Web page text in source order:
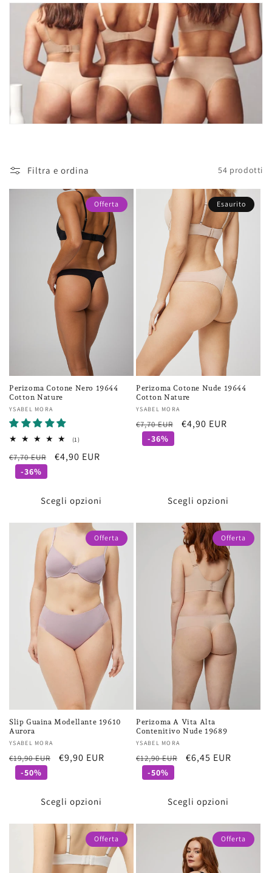
z
i
e
Filtra e ordina 54 prodotti
Offerta
Perizoma Cotone Nero 19644
Cotton Nature
Fornitore:
YSABEL MORA
(1)1
totali
Prezzo
€7,70 EUR
Prezzo
€4,90 EUR
-36%
Scegli opzioni
Esaurito
Perizoma Cotone Nude 19644
Cotton Nature
Fornitore:
YSABEL MORA
Prezzo
€7,70 EUR
Prezzo
€4,90 EUR
-36%
Scegli opzioni
Offerta
Slip Guaina Modellante 19610
Aurora
Fornitore:
YSABEL MORA
Prezzo
€19,90 EUR
Prezzo
€9,90 EUR
-50%
Scegli opzioni
Offerta
Perizoma A Vita Alta
Contenitivo Nude 19689
Fornitore:
YSABEL MORA
Prezzo
€12,90 EUR
Prezzo
€6,45 EUR
-50%
Scegli opzioni
Offerta Offerta